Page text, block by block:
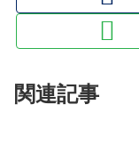
関連記事